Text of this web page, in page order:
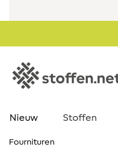
Nieuw Stoffen
Fournituren